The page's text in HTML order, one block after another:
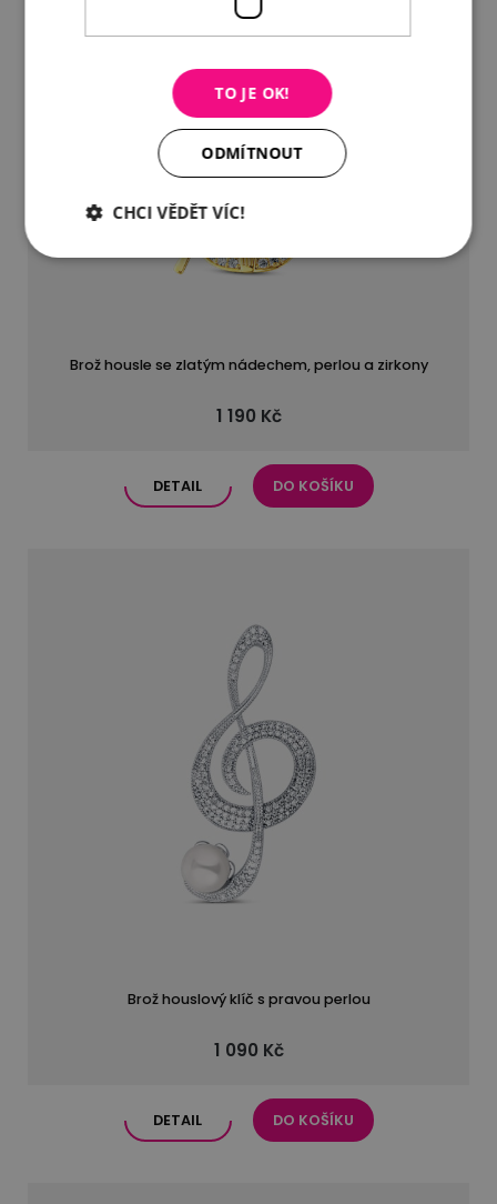
Brož housle se zlatým nádechem, perlou a zirkony
1 190 Kč
DETAIL DO KOŠÍKU
Brož houslový klíč s pravou perlou
1 090 Kč
DETAIL DO KOŠÍKU
TO JE OK!
ODMÍTNOUT
CHCI VĚDĚT VÍC!